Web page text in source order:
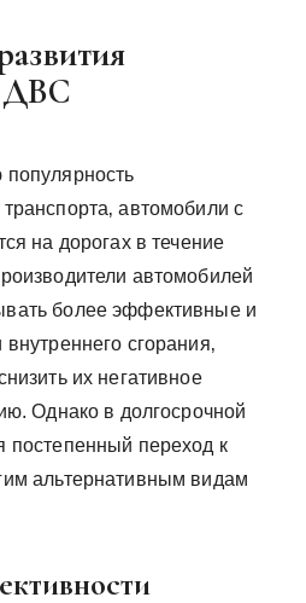
ДВС
автомобили с
на дорогах в течение
автомобилей
более эффективные и
сгорания‚
их негативное
Однако в долгосрочной
постепенный переход к
альтернативным видам